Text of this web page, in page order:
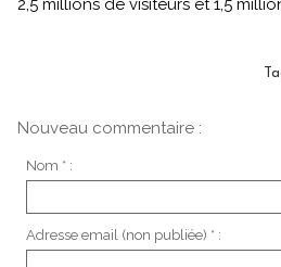
Nouveau commentaire :
Nom * :
Adresse email (non publiée) * :